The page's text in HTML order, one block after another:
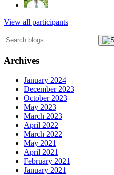
View all participants
Archives
January 2024
December 2023
October 2023
May 2023
March 2023
April 2022
March 2022
May 2021
April 2021
February 2021
January 2021